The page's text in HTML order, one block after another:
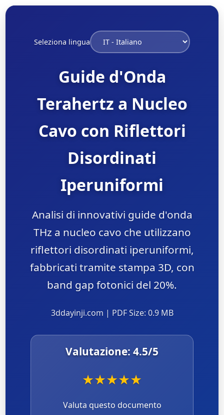
Seleziona lingua
Guide d'Onda
Terahertz a Nucleo
Cavo con Riflettori
Disordinati
Iperuniformi
Analisi di innovativi guide d'onda
THz a nucleo cavo che utilizzano
riflettori disordinati iperuniformi,
fabbricati tramite stampa 3D, con
band gap fotonici del 20%.
3ddayinji.com | PDF Size: 0.9 MB
Valutazione: 4.5/5
★★★★★
Valuta questo documento